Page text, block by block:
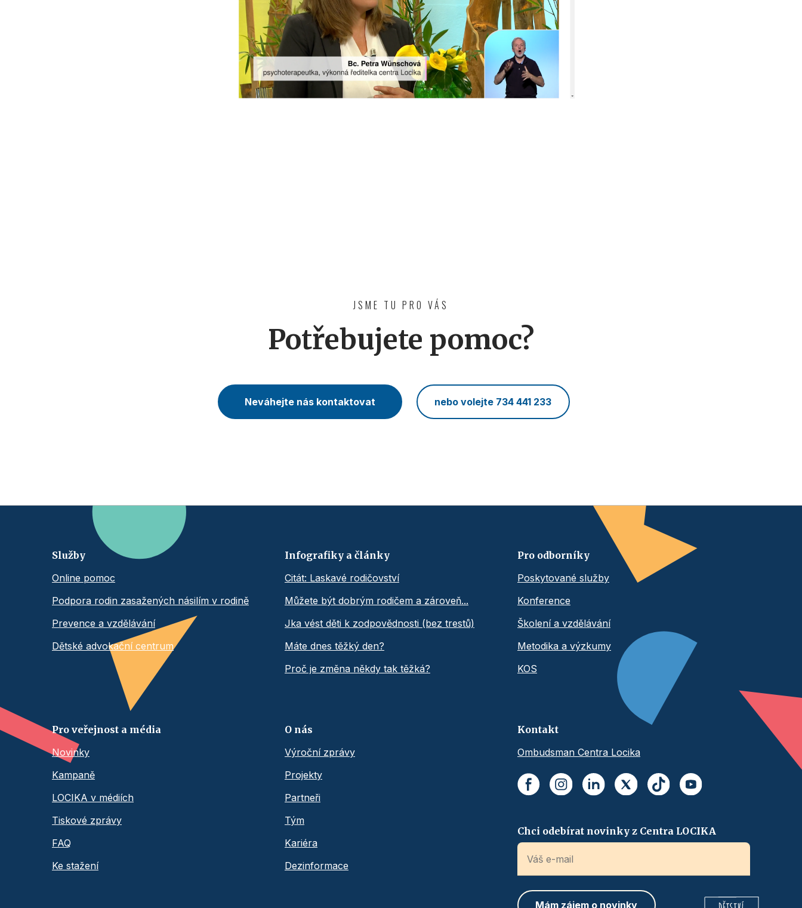
JSME TU PRO VÁS
Potřebujete pomoc?
Neváhejte nás kontaktovat nebo volejte 734 441 233
Služby
Online pomoc
Podpora rodin zasažených násilím v rodině
Prevence a vzdělávání
Dětské advokační centrum
Infografiky a články
Citát: Laskavé rodičovství
Můžete být dobrým rodičem a zároveň...
Jka vést děti k zodpovědnosti (bez trestů)
Máte dnes těžký den?
Proč je změna někdy tak těžká?
Pro odborníky
Poskytované služby
Konference
Školení a vzdělávání
Metodika a výzkumy
KOS
Pro veřejnost a média
Novinky
Kampaně
LOCIKA v médiích
Tiskové zprávy
FAQ
Ke stažení
O nás
Výroční zprávy
Projekty
Partneři
Tým
Kariéra
Dezinformace
Kontakt
Ombudsman Centra Locika
Chci odebírat novinky z Centra LOCIKA